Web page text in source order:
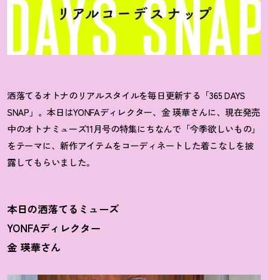
洒落てるオトナのリアルスタイルを毎日更新する「365 DAYS
SNAP」。本日はYONFAディレクター、金 瑛華さんに、現在発売
中のオトナミューズ11月号の特集にちなんで「今季欲しいもの」
をテーマに、新作アイテムをコーディネートした着こなしを披
露してもらいました。
本日の洒落てるミューズ
YONFAディレクター
金 瑛華さん